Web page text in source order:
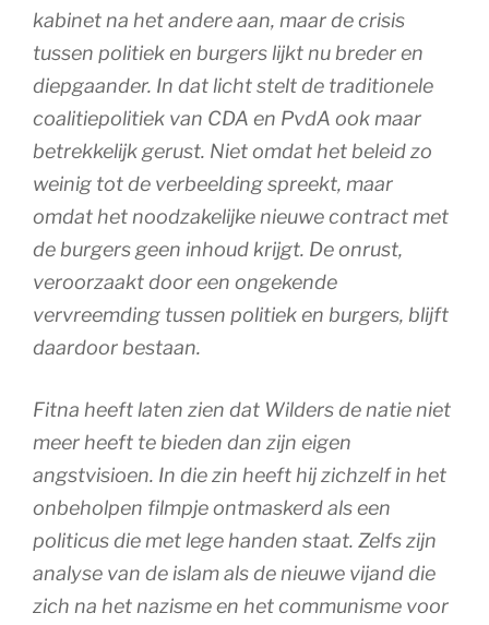
kabinet na het andere aan, maar de crisis
tussen politiek en burgers lijkt nu breder en
diepgaander. In dat licht stelt de traditionele
coalitiepolitiek van CDA en PvdA ook maar
betrekkelijk gerust. Niet omdat het beleid zo
weinig tot de verbeelding spreekt, maar
omdat het noodzakelijke nieuwe contract met
de burgers geen inhoud krijgt. De onrust,
veroorzaakt door een ongekende
vervreemding tussen politiek en burgers, blijft
daardoor bestaan.
Fitna heeft laten zien dat Wilders de natie niet
meer heeft te bieden dan zijn eigen
angstvisioen. In die zin heeft hij zichzelf in het
onbeholpen filmpje ontmaskerd als een
politicus die met lege handen staat. Zelfs zijn
analyse van de islam als de nieuwe vijand die
zich na het nazisme en het communisme voor